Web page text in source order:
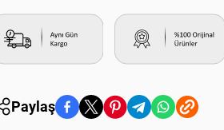
Paylaş